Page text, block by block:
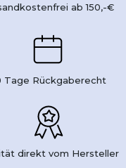
ab 150,-€
Tage Rückgaberecht
direkt vom Hersteller